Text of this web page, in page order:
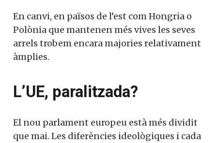
En canvi, en països de l’est com Hongria o
Polònia que mantenen més vives les seves
arrels trobem encara majories relativament
àmplies.
L’UE, paralitzada?
El nou parlament europeu està més dividit
que mai. Les diferències ideològiques i cada